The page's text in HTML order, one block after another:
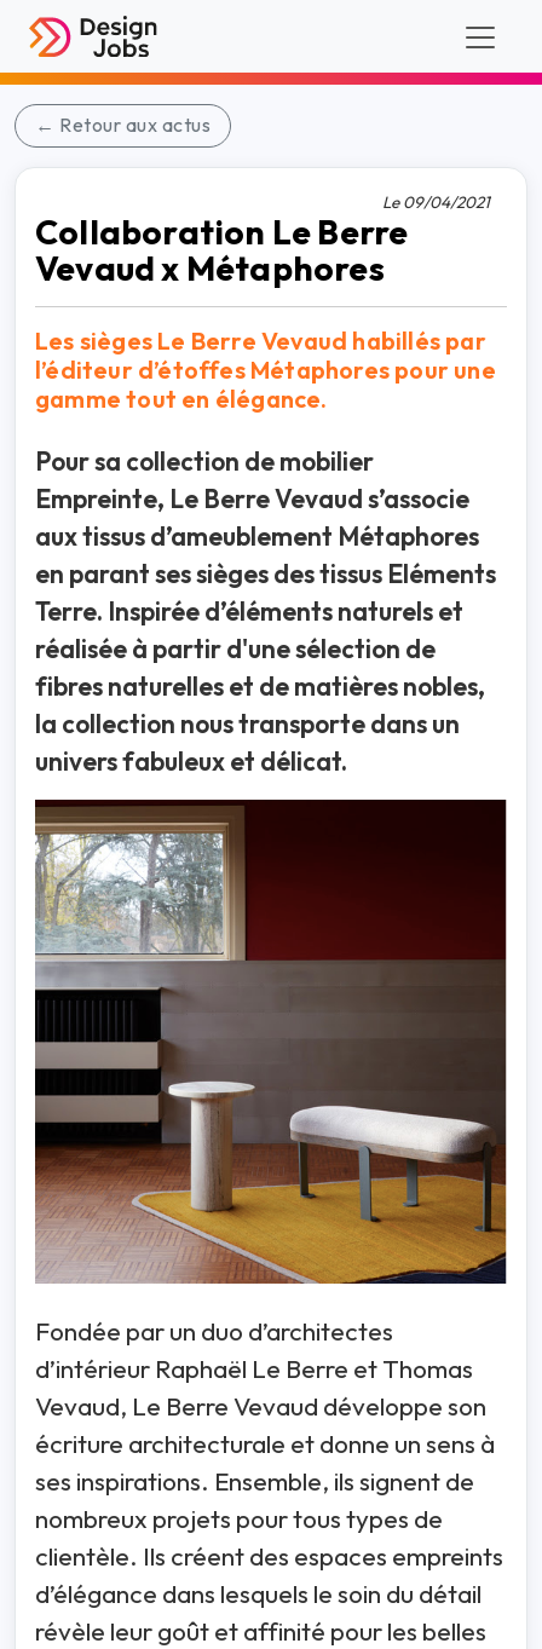
← Retour aux actus
Le 09/04/2021
Collaboration Le Berre
Vevaud x Métaphores
Les sièges Le Berre Vevaud habillés par
l’éditeur d’étoffes Métaphores pour une
gamme tout en élégance.
Pour sa collection de mobilier
Empreinte, Le Berre Vevaud s’associe
aux tissus d’ameublement Métaphores
en parant ses sièges des tissus Eléments
Terre. Inspirée d’éléments naturels et
réalisée à partir d'une sélection de
fibres naturelles et de matières nobles,
la collection nous transporte dans un
univers fabuleux et délicat.
Fondée par un duo d’architectes
d’intérieur Raphaël Le Berre et Thomas
Vevaud, Le Berre Vevaud développe son
écriture architecturale et donne un sens à
ses inspirations. Ensemble, ils signent de
nombreux projets pour tous types de
clientèle. Ils créent des espaces empreints
d’élégance dans lesquels le soin du détail
révèle leur goût et affinité pour les belles